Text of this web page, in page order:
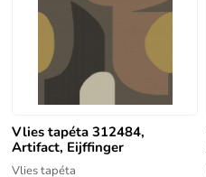
Vlies tapéta 312484,
Artifact, Eijffinger
Vlies tapéta